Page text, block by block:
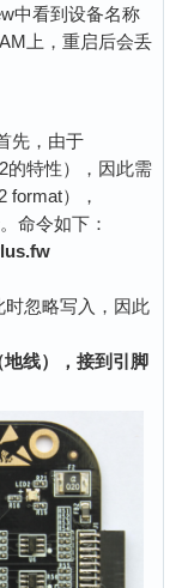
中看到设备名称
上，重启后会丢
先，由于
的特性），因此需
format），
命令如下：
忽略写入，因此
地线），接到引脚